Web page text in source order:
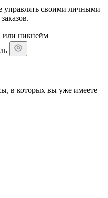
управлять своими личными
или никнейм
в которых вы уже имеете